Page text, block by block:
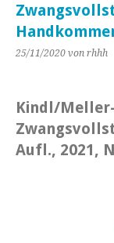
25/11/2020 von rhhh
Kindl/
Aufl., 2021,